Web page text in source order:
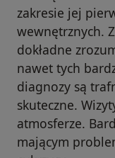
zakresie jej
wewnętrznych.
dokładne
nawet tych
diagnozy są
skuteczne.
atmosferze.
mającym